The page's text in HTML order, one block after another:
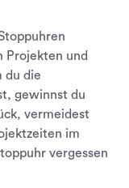
Projekten und
du die
gewinnst du
vermeidest
im
vergessen